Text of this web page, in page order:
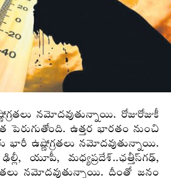
నమోదవుతున్నాయి. రోజురోజుకీ
పెరుగుతోంది. ఉత్తర భారతం నుంచి
భారీ ఉష్ణోగ్రతలు నమోదవుతున్నాయి.
యూపీ, మధ్యప్రదేశ్‌..ఛత్తీస్‌గఢ్‌,
నమోదవుతున్నాయి. దీంతో జనం